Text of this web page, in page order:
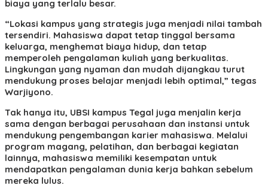
biaya yang terlalu besar.
“Lokasi kampus yang strategis juga menjadi nilai tambah
tersendiri. Mahasiswa dapat tetap tinggal bersama
keluarga, menghemat biaya hidup, dan tetap
memperoleh pengalaman kuliah yang berkualitas.
Lingkungan yang nyaman dan mudah dijangkau turut
mendukung proses belajar menjadi lebih optimal,” tegas
Warjiyono.
Tak hanya itu, UBSI kampus Tegal juga menjalin kerja
sama dengan berbagai perusahaan dan instansi untuk
mendukung pengembangan karier mahasiswa. Melalui
program magang, pelatihan, dan berbagai kegiatan
lainnya, mahasiswa memiliki kesempatan untuk
mendapatkan pengalaman dunia kerja bahkan sebelum
mereka lulus.